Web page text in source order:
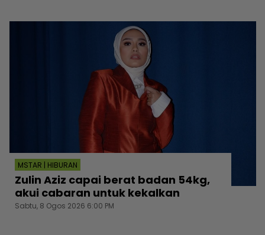
MSTAR | HIBURAN
Zulin Aziz capai berat badan 54kg,
akui cabaran untuk kekalkan
Sabtu, 8 Ogos 2026 6:00 PM